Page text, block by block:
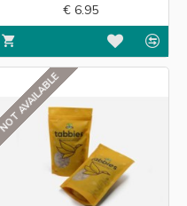
€ 6.95
AVAILABLE